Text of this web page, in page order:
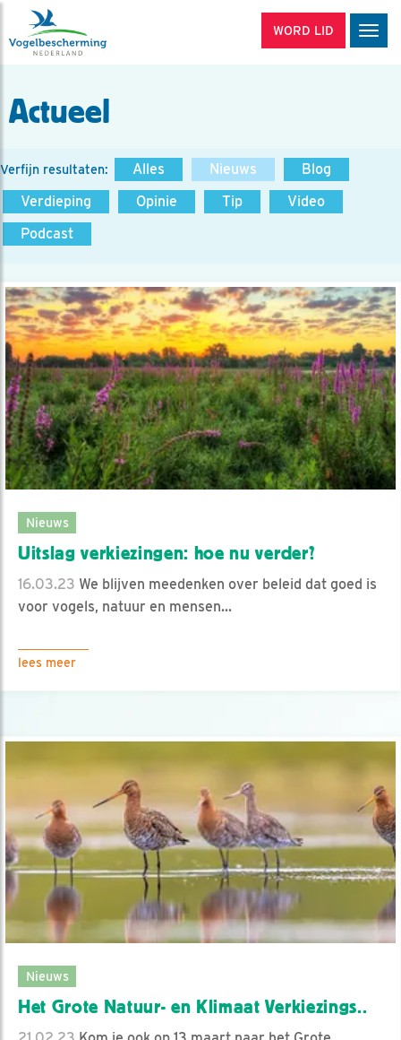
WORD LID
Actueel
Verfijn resultaten: Alles Nieuws
Blog
Verdieping
Opinie Tip
Video
Podcast
Nieuws
Uitslag verkiezingen: hoe nu verder?
16.03.23 We blijven meedenken over beleid dat goed is
voor vogels, natuur en mensen...
lees meer
Nieuws
Het Grote Natuur- en Klimaat Verkiezings..